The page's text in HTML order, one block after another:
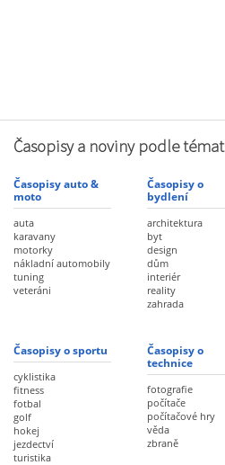
Časopisy a noviny podle témat
Časopisy auto &
moto
auta
karavany
motorky
nákladní automobily
tuning
veteráni
Časopisy o
bydlení
architektura
byt
design
dům
interiér
reality
zahrada
Časopisy o sportu
cyklistika
fitness
fotbal
golf
hokej
jezdectví
turistika
Časopisy o
technice
fotografie
počítače
počítačové hry
věda
zbraně